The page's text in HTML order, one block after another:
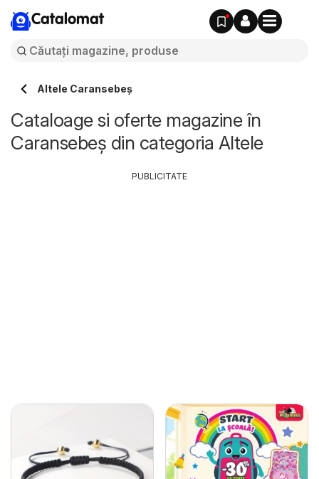
Catalomat
Altele Caransebeş
Cataloage si oferte magazine în
Caransebeş din categoria Altele
PUBLICITATE